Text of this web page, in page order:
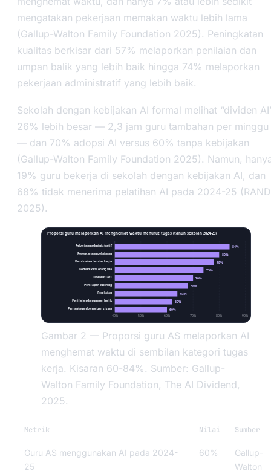
mengatakan pekerjaan memakan waktu lebih lama
(Gallup-Walton Family Foundation 2025). Peningkatan
kualitas berkisar dari 57% melaporkan penilaian dan
umpan balik yang lebih baik hingga 74% melaporkan
pekerjaan administratif yang lebih baik.
Sekolah dengan kebijakan AI formal melihat “dividen
26% lebih besar — 2,3 jam guru tambahan per minggu
— dan 70% adopsi AI versus 60% tanpa kebijakan
(Gallup-Walton Family Foundation 2025). Namun,
19% guru bekerja di sekolah dengan kebijakan AI, dan
68% tidak menerima pelatihan AI pada 2024-25 (RAND
2025).
Proporsi guru melaporkan AI menghemat waktu menurut tugas (tahun sekolah 2024-25)
40% 50% 60% 70% 80% 90%
Pekerjaan administratif 84%
Perencanaan pelajaran 80%
Pembuatan lembar kerja 78%
Komunikasi orang tua 75%
Diferensiasi 70%
Persiapan tutoring 68%
Penilaian 63%
Penilaian dan umpan balik 60%
Pemantauan kemajuan siswa 60%
Gambar 2 — Proporsi guru AS melaporkan AI
menghemat waktu di sembilan kategori tugas
kerja. Kisaran 60-84%. Sumber: Gallup-
Walton Family Foundation, The AI Dividend,
2025.
Metrik Nilai Sumber
Guru AS menggunakan AI pada 2024-
25
60%
Gallup-
Walton